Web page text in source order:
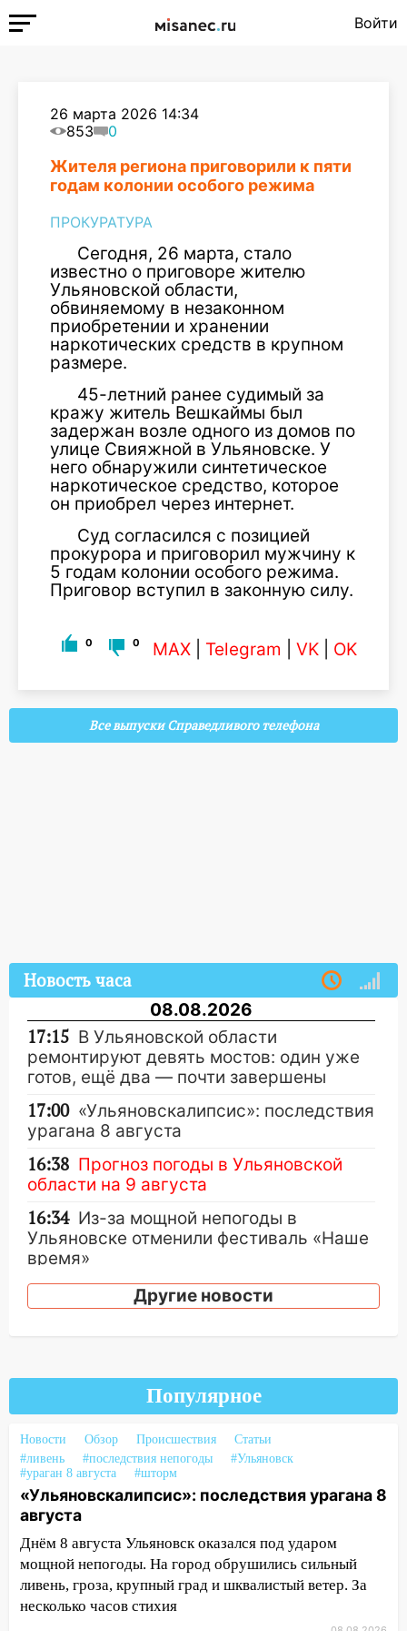
Войти
26 марта 2026 14:34
853
0
Жителя региона приговорили к пяти
годам колонии особого режима
ПРОКУРАТУРА
Сегодня, 26 марта, стало
известно о приговоре жителю
Ульяновской области,
обвиняемому в незаконном
приобретении и хранении
наркотических средств в крупном
размере.
45-летний ранее судимый за
кражу житель Вешкаймы был
задержан возле одного из домов по
улице Свияжной в Ульяновске. У
него обнаружили синтетическое
наркотическое средство, которое
он приобрел через интернет.
Суд согласился с позицией
прокурора и приговорил мужчину к
5 годам колонии особого режима.
Приговор вступил в законную силу.
0 0 MAX Telegram VK OK
Все выпуски Справедливого телефона
Новость часа
08.08.2026
17:15 В Ульяновской области
ремонтируют девять мостов: один уже
готов, ещё два — почти завершены
17:00 «Ульяновскалипсис»: последствия
урагана 8 августа
16:38 Прогноз погоды в Ульяновской
области на 9 августа
16:34 Из-за мощной непогоды в
Ульяновске отменили фестиваль «Наше
время»
16:17
Мелекесский район первым в
Ульяновской области намолотил более
Ульяновской области подали более 10
тысяч заявлений
15:04
Фоторепортаж с улиц Ульяновска
после шторма: поваленные деревья и
затопленные улицы
14:28 Ураган вырвал остановку на улице
Деева в Заволжье
14:26 Жители Ульяновска сами
пытаются расчистить ливнёвки, не
дождавшись коммунальщиков
Другие новости
Популярное
Новости Обзор Происшествия
Статьи
#ливень
#последствия непогоды
#Ульяновск
#ураган 8 августа
#шторм
«Ульяновскалипсис»: последствия урагана 8
августа
Днём 8 августа Ульяновск оказался под ударом
мощной непогоды. На город обрушились сильный
ливень, гроза, крупный град и шквалистый ветер. За
несколько часов стихия